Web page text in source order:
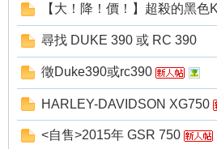
【大！降！價！】超殺的黑
尋找 DUKE 390 或 RC 390
徵Duke390或rc390
HARLEY-DAVIDSON XG750
<自售>2015年 GSR 750